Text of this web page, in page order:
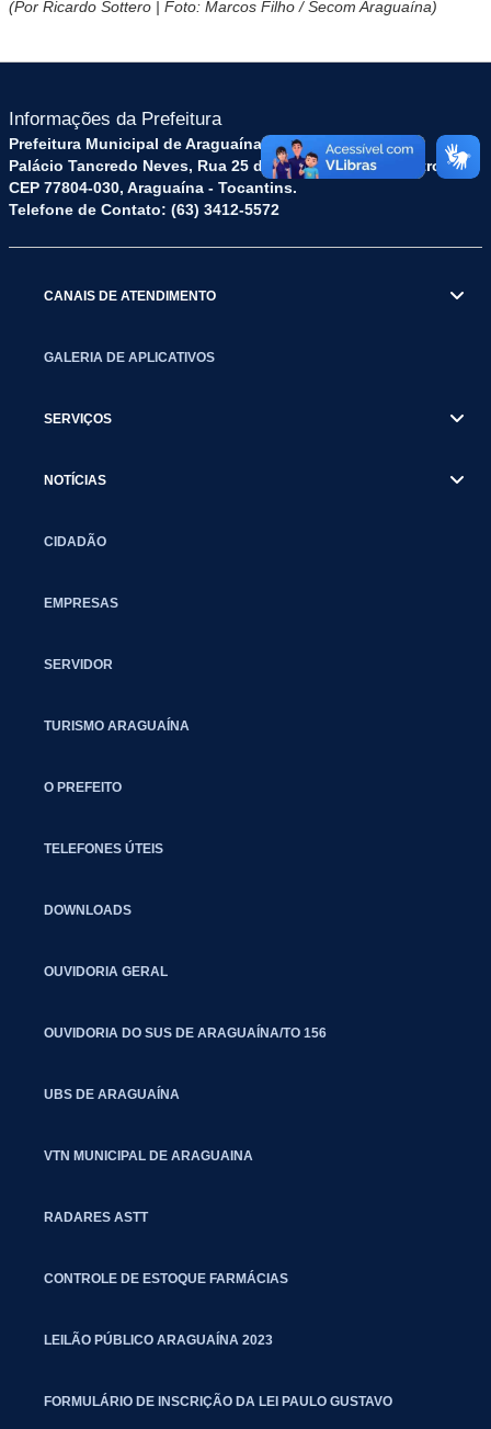
(Por Ricardo Sottero | Foto: Marcos Filho / Secom Araguaína)
Informações da Prefeitura
Prefeitura Municipal de Araguaína TO
Palácio Tancredo Neves, Rua 25 de Dezembro, 52 - Centro
CEP 77804-030, Araguaína - Tocantins.
Telefone de Contato: (63) 3412-5572
CANAIS DE ATENDIMENTO
GALERIA DE APLICATIVOS
SERVIÇOS
NOTÍCIAS
CIDADÃO
EMPRESAS
SERVIDOR
TURISMO ARAGUAÍNA
O PREFEITO
TELEFONES ÚTEIS
DOWNLOADS
OUVIDORIA GERAL
OUVIDORIA DO SUS DE ARAGUAÍNA/TO 156
UBS DE ARAGUAÍNA
VTN MUNICIPAL DE ARAGUAINA
RADARES ASTT
CONTROLE DE ESTOQUE FARMÁCIAS
LEILÃO PÚBLICO ARAGUAÍNA 2023
FORMULÁRIO DE INSCRIÇÃO DA LEI PAULO GUSTAVO